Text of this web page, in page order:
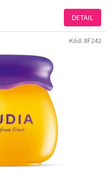
DETAIL
Kód: 8F242